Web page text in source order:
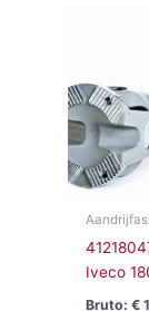
Iveco
Bruto:€